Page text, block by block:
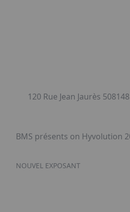
120 Rue Jean Jaurès
BMS présents on Hyvolution
NOUVEL EXPOSANT